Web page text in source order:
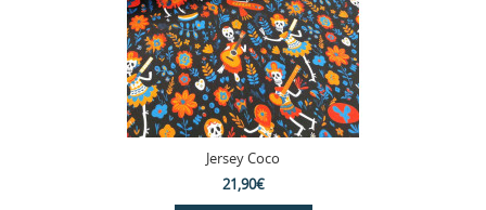
Jersey Coco
21,90€